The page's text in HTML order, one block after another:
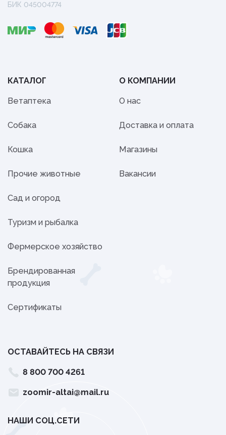
БИК 045004774
КАТАЛОГ
Ветаптека
Собака
Кошка
Прочие животные
Сад и огород
Туризм и рыбалка
Фермерское хозяйство
Брендированная
продукция
Сертификаты
О КОМПАНИИ
О нас
Доставка и оплата
Магазины
Вакансии
ОСТАВАЙТЕСЬ НА СВЯЗИ
8 800 700 4261
zoomir-altai@mail.ru
НАШИ СОЦ.СЕТИ